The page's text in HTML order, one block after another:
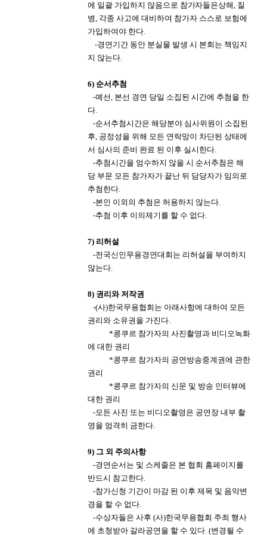
에 일괄 가입하지 않음으로 참가자들은상해, 질
병, 각종 사고에 대비하여 참가자 스스로 보험에
가입하여야 한다.
-경연기간 동안 분실물 발생 시 본회는 책임지
지 않는다.
6) 순서추첨
-예선, 본선 경연 당일 소집된 시간에 추첨을 한
다.
-순서추첨시간은 해당분야 심사위원이 소집된
후, 공정성을 위해 모든 연락망이 차단된 상태에
서 심사의 준비 완료 된 이후 실시한다.
-추첨시간을 엄수하지 않을 시 순서추첨은 해
당 부문 모든 참가자가 끝난 뒤 담당자가 임의로
추첨한다.
-본인 이외의 추첨은 허용하지 않는다.
-추첨 이후 이의제기를 할 수 없다.
7) 리허설
-전국신인무용경연대회는 리허설을 부여하지
않는다.
8) 권리와 저작권
-(사)한국무용협회는 아래사항에 대하여 모든
권리와 소유권을 가진다.
*콩쿠르 참가자의 사진촬영과 비디오녹화
에 대한 권리
*콩쿠르 참가자의 공연방송중계권에 관한
권리
*콩쿠르 참가자의 신문 및 방송 인터뷰에
대한 권리
-모든 사진 또는 비디오촬영은 공연장 내부 촬
영을 엄격히 금한다.
9) 그 외 주의사항
-경연순서는 및 스케줄은 본 협회 홈페이지를
반드시 참고한다.
-참가신청 기간이 마감 된 이후 제목 및 음악변
경을 할 수 없다.
-수상자들은 사후 (사)한국무용협회 주최 행사
에 초청받아 갈라공연을 할 수 있다. (변경될 수